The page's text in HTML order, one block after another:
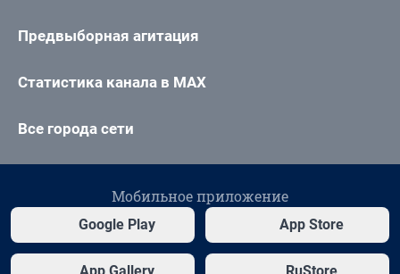
Предвыборная агитация
Статистика канала в MAX
Все города сети
Мобильное приложение
Google Play App Store